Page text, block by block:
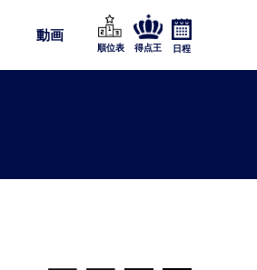
動画
順位表 得点王 日程